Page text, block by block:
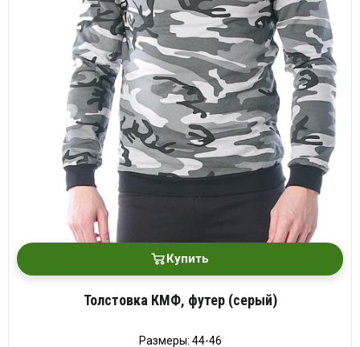
Купить
Толстовка КМФ, футер (серый)
Размеры: 44-46